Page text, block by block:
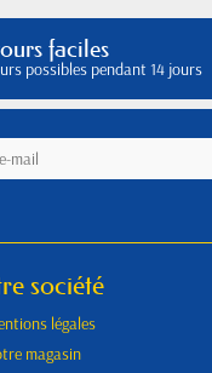
faciles
possibles pendant 14 jours
société
légales
magasin